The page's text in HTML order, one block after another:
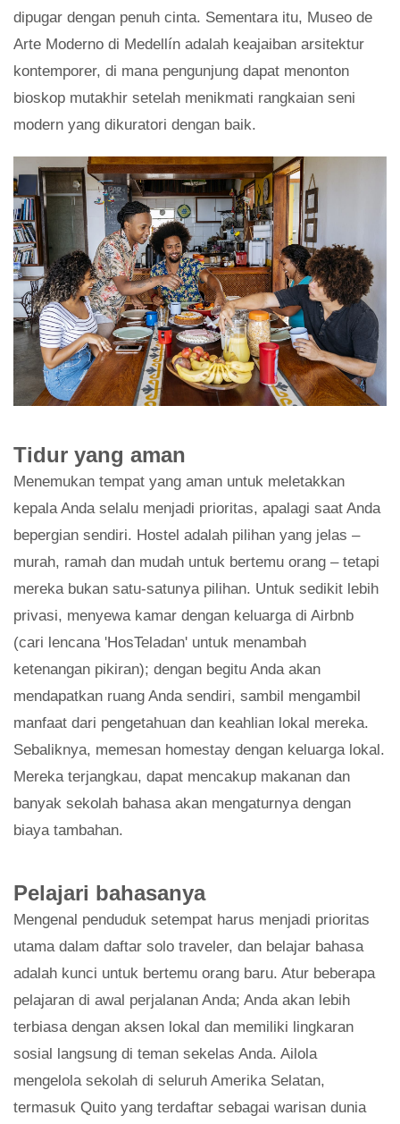
dipugar dengan penuh cinta. Sementara itu, Museo de
Arte Moderno di Medellín adalah keajaiban arsitektur
kontemporer, di mana pengunjung dapat menonton
bioskop mutakhir setelah menikmati rangkaian seni
modern yang dikuratori dengan baik.
Tidur yang aman
Menemukan tempat yang aman untuk meletakkan
kepala Anda selalu menjadi prioritas, apalagi saat Anda
bepergian sendiri. Hostel adalah pilihan yang jelas –
murah, ramah dan mudah untuk bertemu orang – tetapi
mereka bukan satu-satunya pilihan. Untuk sedikit lebih
privasi, menyewa kamar dengan keluarga di Airbnb
(cari lencana 'HosTeladan' untuk menambah
ketenangan pikiran); dengan begitu Anda akan
mendapatkan ruang Anda sendiri, sambil mengambil
manfaat dari pengetahuan dan keahlian lokal mereka.
Sebaliknya, memesan homestay dengan keluarga lokal.
Mereka terjangkau, dapat mencakup makanan dan
banyak sekolah bahasa akan mengaturnya dengan
biaya tambahan.
Pelajari bahasanya
Mengenal penduduk setempat harus menjadi prioritas
utama dalam daftar solo traveler, dan belajar bahasa
adalah kunci untuk bertemu orang baru. Atur beberapa
pelajaran di awal perjalanan Anda; Anda akan lebih
terbiasa dengan aksen lokal dan memiliki lingkaran
sosial langsung di teman sekelas Anda. Ailola
mengelola sekolah di seluruh Amerika Selatan,
termasuk Quito yang terdaftar sebagai warisan dunia